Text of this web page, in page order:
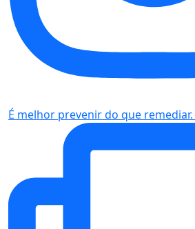
É melhor prevenir do que